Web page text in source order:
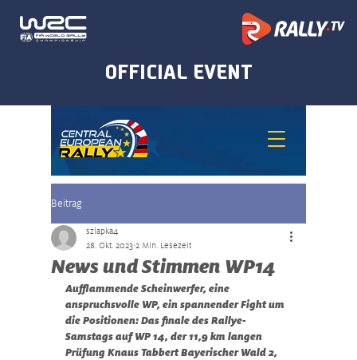
Beitrag
News und Stimmen WP14
szlapka4
28. Okt. 2023 2 Min. Lesezeit
Aufflammende Scheinwerfer, eine
anspruchsvolle WP, ein spannender Fight um
die Positionen: Das finale des Rallye-
Samstags auf WP 14, der 11,9 km langen
Prüfung Knaus Tabbert Bayerischer Wald 2,